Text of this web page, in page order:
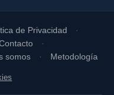
de Privacidad
somos Metodología